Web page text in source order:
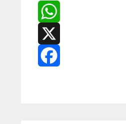
WhatsApp
X